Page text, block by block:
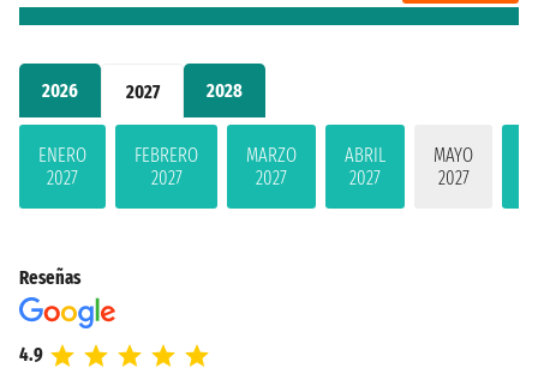
2026 2027 2028
ENERO
2027
FEBRERO
2027
MARZO
2027
ABRIL
2027
MAYO
2027
Reseñas
4.9